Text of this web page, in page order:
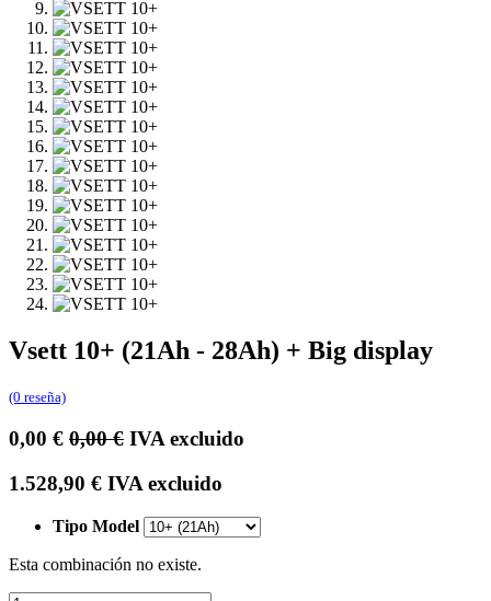
Vsett 10+ (21Ah - 28Ah) + Big display
(0 reseña)
0,00 € 0,00€ IVA excluido
1.528,90 € IVA excluido
Tipo Model
Esta combinación no existe.